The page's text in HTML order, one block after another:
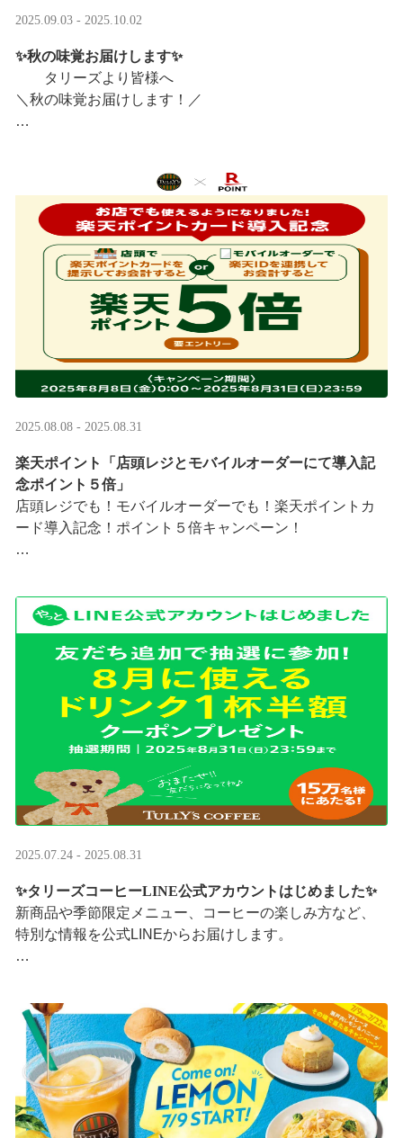
2025.09.03 - 2025.10.02
✨秋の味覚お届けします✨
タリーズより皆様へ
＼秋の味覚お届けします！／
実りの秋らしいほっこりフードも続々登場です♪
涼しい店内で一足早い秋の訪 ···
2025.08.08 - 2025.08.31
楽天ポイント「店頭レジとモバイルオーダーにて導入記
念ポイント５倍」
店頭レジでも！モバイルオーダーでも！楽天ポイントカ
ード導入記念！ポイント５倍キャンペーン！
8/8（金）0:00～8/31 ···
2025.07.24 - 2025.08.31
✨タリーズコーヒーLINE公式アカウントはじめました✨
新商品や季節限定メニュー、コーヒーの楽しみ方など、
特別な情報を公式LINEからお届けします。
···